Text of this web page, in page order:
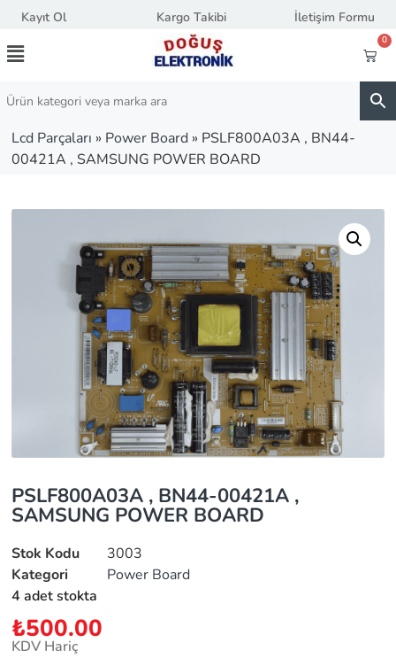
Kayıt Ol Kargo Takibi İletişim Formu
0
Lcd Parçaları » Power Board » PSLF800A03A , BN44-
00421A , SAMSUNG POWER BOARD
PSLF800A03A , BN44-00421A ,
SAMSUNG POWER BOARD
Stok Kodu
3003
Kategori
Power Board
4 adet stokta
₺500.00
KDV Hariç